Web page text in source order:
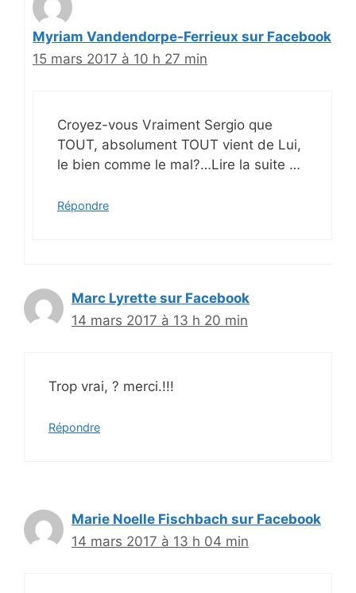
Myriam Vandendorpe-Ferrieux sur Facebook
15 mars 2017 à 10 h 27 min
Croyez-vous Vraiment Sergio que
TOUT, absolument TOUT vient de Lui,
le bien comme le mal?…Lire la suite …
Répondre
Marc Lyrette sur Facebook
14 mars 2017 à 13 h 20 min
Trop vrai, ? merci.!!!
Répondre
Marie Noelle Fischbach sur Facebook
14 mars 2017 à 13 h 04 min